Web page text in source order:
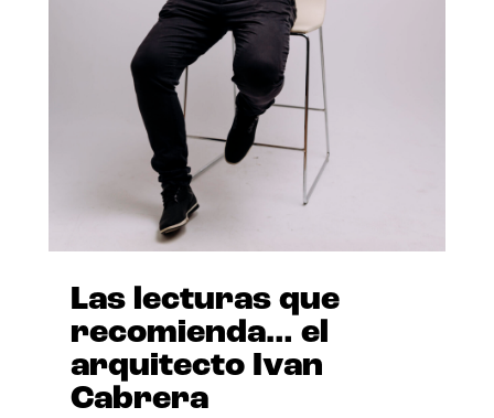
Las lecturas que
recomienda… el
arquitecto Ivan
Cabrera